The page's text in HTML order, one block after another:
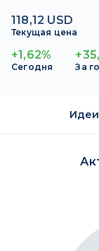
118,12 USD
Текущая цена
+1,62%
Сегодня За
Идеи